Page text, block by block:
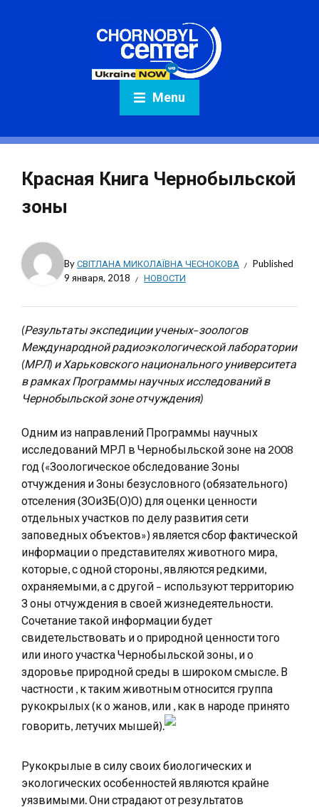
Menu
Красная Книга Чернобыльской
зоны
ByСВІТЛАНА МИКОЛАЇВНА ЧЕСНОКОВА
Published
9 января, 2018
НОВОСТИ
(Результаты экспедиции ученых–зоологов
Международной радиоэкологической лаборатории
(МРЛ) и Харьковского национального университета
в рамках Программы научных исследований в
Чернобыльской зоне отчуждения)
Одним из направлений Программы научных
исследований МРЛ в Чернобыльской зоне на 2008
год («Зоологическое обследование Зоны
отчуждения и Зоны безусловного (обязательного)
отселения (ЗОиЗБ(О)О) для оценки ценности
отдельных участков по делу развития сети
заповедных объектов») является сбор фактической
информации о представителях животного мира,
которые, с одной стороны, являются редкими,
охраняемыми, а с другой – используют территорию
З оны отчуждения в своей жизнедеятельности.
Сочетание такой информации будет
свидетельствовать и о природной ценности того
или иного участка Чернобыльской зоны, и о
здоровье природной среды в широком смысле. В
частности , к таким животным относится группа
рукокрылых (к о жанов, или , как в народе принято
говорить, летучих мышей).
Рукокрылые в силу своих биологических и
экологических особенностей являются крайне
уязвимыми. Они страдают от результатов